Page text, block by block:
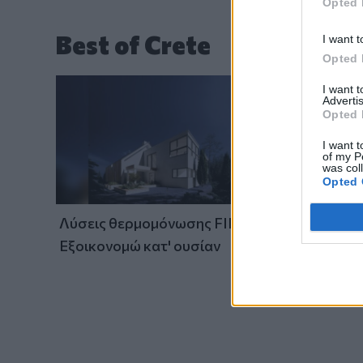
I want
Opted
I want
Opted
I want
of my
was
Opted
Best of Crete
Λύσεις θερμομόνωσης FIBRAN:
Εξοικονομώ κατ' ουσίαν
Νέο